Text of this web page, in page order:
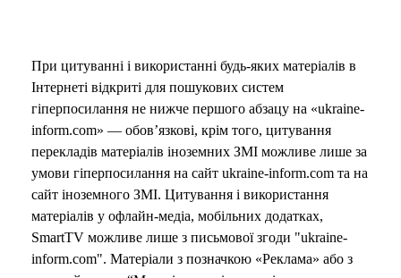
При цитуванні і використанні будь-яких матеріалів в
Інтернеті відкриті для пошукових систем
гіперпосилання не нижче першого абзацу на «ukraine-
inform.com» — обов’язкові, крім того, цитування
перекладів матеріалів іноземних ЗМІ можливе лише за
умови гіперпосилання на сайт ukraine-inform.com та на
сайт іноземного ЗМІ. Цитування і використання
матеріалів у офлайн-медіа, мобільних додатках,
SmartTV можливе лише з письмової згоди "ukraine-
inform.com". Матеріали з позначкою «Реклама» або з